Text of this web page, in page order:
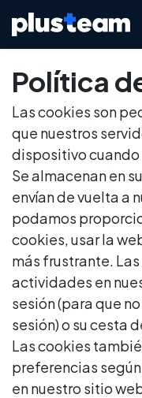
Ir al contenido
Política
Las cookies son
que nuestros
dispositivo cuando
Se almacenan en
envían de vuelta a
podamos
cookies, usar la
más frustrante.
actividades en
sesión (para que
sesión) o su cesta
Las cookies
preferencias
en nuestro sitio